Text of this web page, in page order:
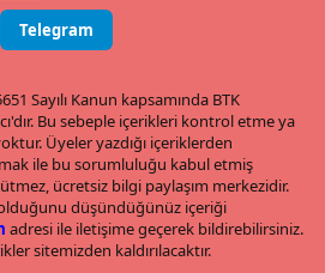
Telegram
Sayılı Kanun kapsamında BTK
Bu sebeple içerikleri kontrol etme ya
Üyeler yazdığı içeriklerden
ile bu sorumluluğu kabul etmiş
ücretsiz bilgi paylaşım merkezidir.
düşündüğünüz içeriği
adresi ile iletişime geçerek bildirebilirsiniz.
sitemizden kaldırılacaktır.